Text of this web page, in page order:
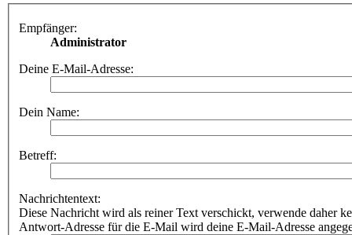
Empfänger:
Administrator
Deine E-Mail-Adresse:
Dein Name:
Betreff:
Nachrichtentext:
Diese Nachricht wird als reiner Text verschickt, verwende daher
Antwort-Adresse für die E-Mail wird deine E-Mail-Adresse